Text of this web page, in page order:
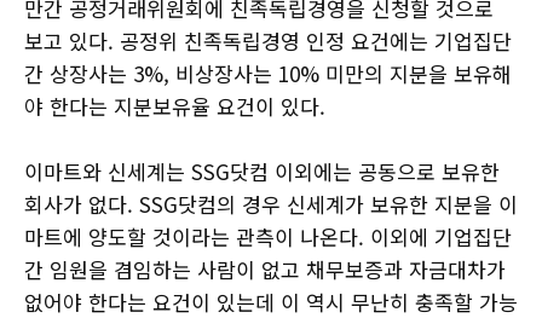
만간 공정거래위원회에 친족독립경영을 신청할 것으로
보고 있다. 공정위 친족독립경영 인정 요건에는 기업집단
간 상장사는 3%, 비상장사는 10% 미만의 지분을 보유해
야 한다는 지분보유율 요건이 있다.
이마트와 신세계는 SSG닷컴 이외에는 공동으로 보유한
회사가 없다. SSG닷컴의 경우 신세계가 보유한 지분을 이
마트에 양도할 것이라는 관측이 나온다. 이외에 기업집단
간 임원을 겸임하는 사람이 없고 채무보증과 자금대차가
없어야 한다는 요건이 있는데 이 역시 무난히 충족할 가능